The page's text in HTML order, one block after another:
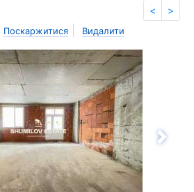
< >
Поскаржитися Видалити